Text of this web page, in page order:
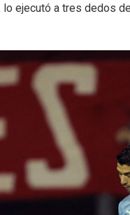
ejecutó a tres dedos